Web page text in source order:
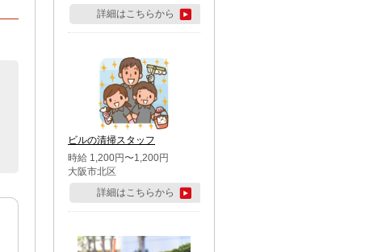
林市・藤岡市・大泉町・さい
たま市北区・川越市・熊谷
市・行田市・秩父市・所沢
市・鶴ケ島市・千葉市中央
区・市川市・松戸市・習志野
市・柏市・流山市・八千代
市・足立区・江戸川区・八王
子市・町田市
詳細はこちらから
ビルの清掃スタッフ
時給 1,200円〜1,200円
大阪市北区
詳細はこちらから